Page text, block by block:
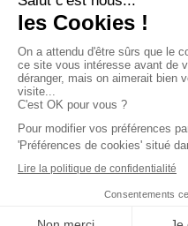
Copyright © 2026
Conditions générales
Signaler un contenu